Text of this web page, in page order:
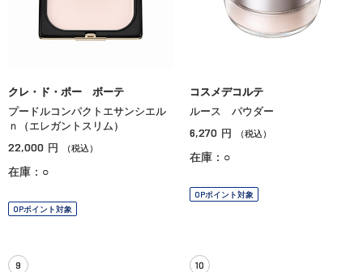
クレ・ド・ポー ボーテ
プードルコンパクトエサンシエル
ｎ（エレガントスリム）
22,000 円 （税込）
在庫：○
OPポイント対象
コスメデコルテ
ルース パウダー
6,270 円 （税込）
在庫：○
OPポイント対象
9 10